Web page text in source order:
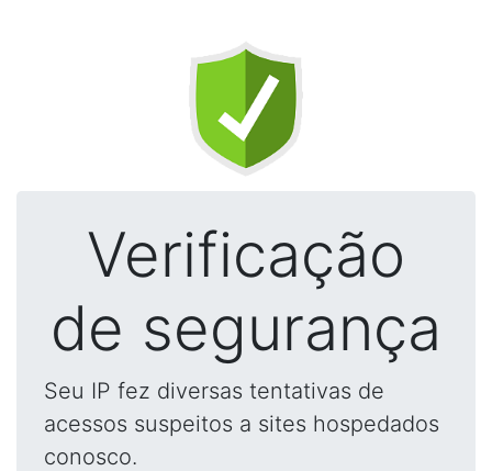
Verificação
de segurança
Seu IP fez diversas tentativas de
acessos suspeitos a sites hospedados
conosco.